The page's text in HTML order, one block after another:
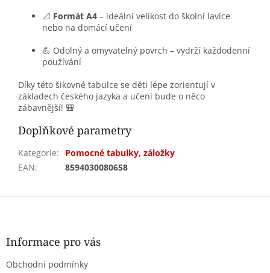
📐 Formát A4 – ideální velikost do školní lavice
nebo na domácí učení
💪 Odolný a omyvatelný povrch – vydrží každodenní
používání
Díky této šikovné tabulce se děti lépe zorientují v
základech českého jazyka a učení bude o něco
zábavnější! 🎒
Doplňkové parametry
Kategorie:
Pomocné tabulky, záložky
EAN: 8594030080658
Z
Informace pro vás
Obchodní podmínky